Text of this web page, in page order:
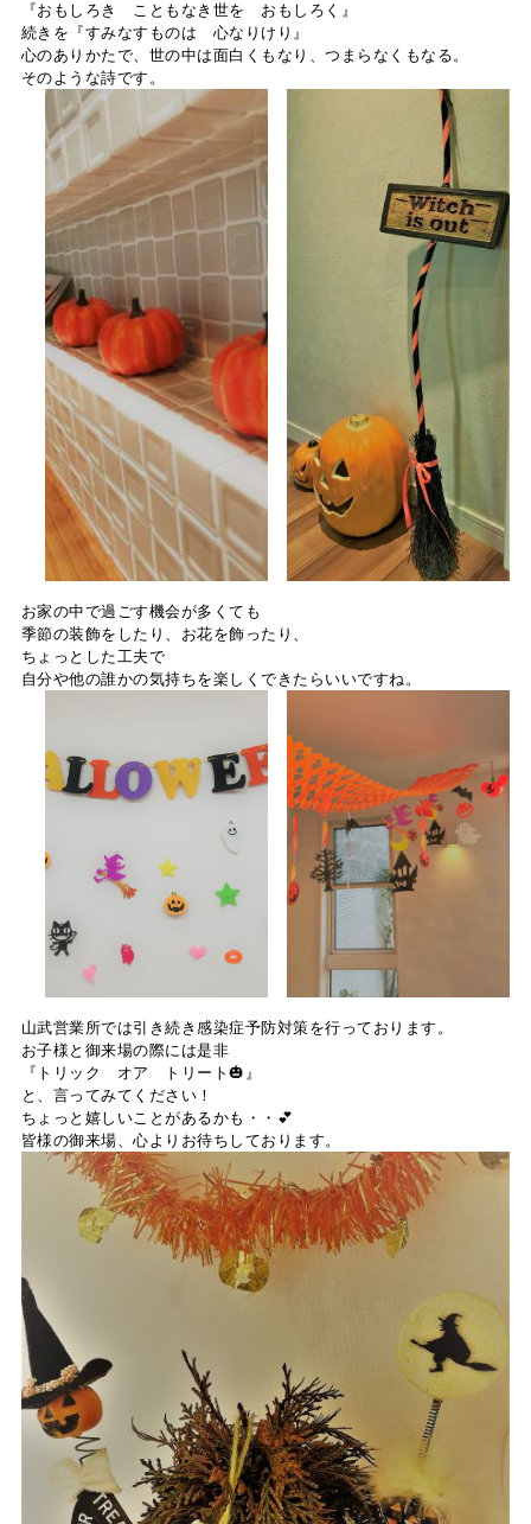
『おもしろき こともなき世を おもしろく』
続きを『すみなすものは 心なりけり』
心のありかたで、世の中は面白くもなり、つまらなくもなる。
そのような詩です。
お家の中で過ごす機会が多くても
季節の装飾をしたり、お花を飾ったり、
ちょっとした工夫で
自分や他の誰かの気持ちを楽しくできたらいいですね。
山武営業所では引き続き感染症予防対策を行っております。
お子様と御来場の際には是非
『トリック オア トリート🎃』
と、言ってみてください！
ちょっと嬉しいことがあるかも・・💕
皆様の御来場、心よりお待ちしております。